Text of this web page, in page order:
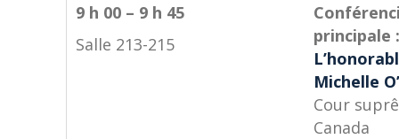
9 h 00 – 9 h 45
Salle 213-215
principale :
Michelle
Cour
Canada